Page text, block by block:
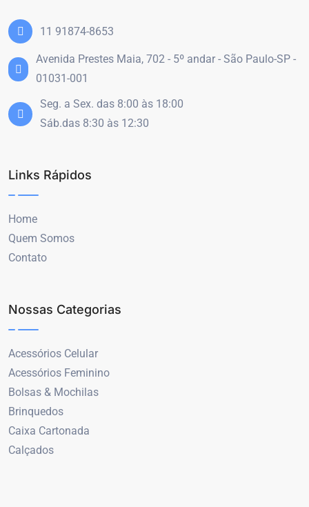
11 91874-8653
Avenida Prestes Maia, 702 - 5º andar - São Paulo-SP -
01031-001
Seg. a Sex. das 8:00 às 18:00
Sáb.das 8:30 às 12:30
Links Rápidos
Home
Quem Somos
Contato
Nossas Categorias
Acessórios Celular
Acessórios Feminino
Bolsas & Mochilas
Brinquedos
Caixa Cartonada
Calçados